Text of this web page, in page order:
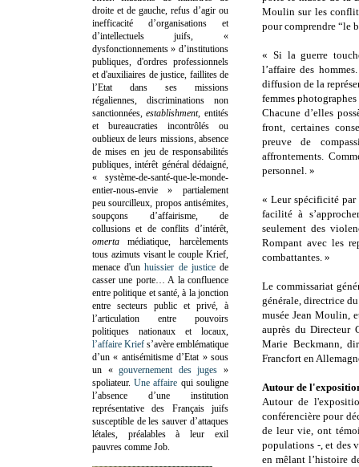
Moulin sur les
pour comprendre “le
« Si la guerre
l’affaire des
diffusion de la
femmes
Chacune d’elles
front, certaines
preuve de
affrontements.
personnel. »
« Leur spécificité par
facilité à
seulement des
Rompant avec les
combattantes. »
Le commissariat
générale, directrice
musée Jean Moulin,
auprès du Directeur
Marie Beckmann,
Francfort en
Autour de
Autour de
conférencière pour
de leur vie, ont
populations -, et des
en mêlant l’histoire
droite et de gauche, refus d’agir ou
inefficacité d’organisations et
d’intellectuels juifs, «
dysfonctionnements » d’institutions
publiques, d'ordres professionnels
et d'auxiliaires de justice, faillites de
l’Etat dans ses missions
régaliennes, discriminations non
sanctionnées,establishment, entités
et bureaucraties incontrôlés ou
oublieux de leurs missions, absence
de mises en jeu de responsabilités
publiques, intérêt général dédaigné,
« système-de-santé-que-le-monde-
entier-nous-envie » partialement
peu sourcilleux, propos antisémites,
soupçons d’affairisme, de
collusions et de conflits d’intérêt,
omertamédiatique, harcèlements
tous azimuts visant le couple Krief,
menace d'unhuissier de justicede
casser une porte… A la confluence
entre politique et santé, à la jonction
entre secteurs public et privé, à
l’articulation entre pouvoirs
politiques nationaux et locaux,
l’affaire Krief s’avère emblématique
d’un « antisémitisme d’Etat » sous
un «gouvernement des juges »
spoliateur.Une affaire qui souligne
l’absence d’une institution
représentative des Français juifs
susceptible de les sauver d’attaques
létales, préalables à leur exil
pauvres comme Job.